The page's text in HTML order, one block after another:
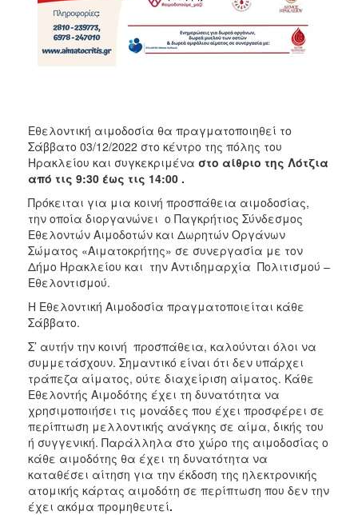
Εθελοντική αιμοδοσία θα πραγματοποιηθεί το
Σάββατο 03/12/2022 στο κέντρο της πόλης του
Ηρακλείου και συγκεκριμένα στο αίθριο της Λότζια
από τις 9:30 έως τις 14:00 .
Πρόκειται για μια κοινή προσπάθεια αιμοδοσίας,
την οποία διοργανώνει ο Παγκρήτιος Σύνδεσμος
Εθελοντών Αιμοδοτών και Δωρητών Οργάνων
Σώματος «Αιματοκρήτης» σε συνεργασία με τον
Δήμο Ηρακλείου και την Αντιδημαρχία Πολιτισμού –
Εθελοντισμού.
Η Εθελοντική Αιμοδοσία πραγματοποιείται κάθε
Σάββατο.
Σ’ αυτήν την κοινή προσπάθεια, καλούνται όλοι να
συμμετάσχουν. Σημαντικό είναι ότι δεν υπάρχει
τράπεζα αίματος, ούτε διαχείριση αίματος. Κάθε
Εθελοντής Αιμοδότης έχει τη δυνατότητα να
χρησιμοποιήσει τις μονάδες που έχει προσφέρει σε
περίπτωση μελλοντικής ανάγκης σε αίμα, δικής του
ή συγγενική. Παράλληλα στο χώρο της αιμοδοσίας ο
κάθε αιμοδότης θα έχει τη δυνατότητα να
καταθέσει αίτηση για την έκδοση της ηλεκτρονικής
ατομικής κάρτας αιμοδότη σε περίπτωση που δεν την
έχει ακόμα προμηθευτεί.